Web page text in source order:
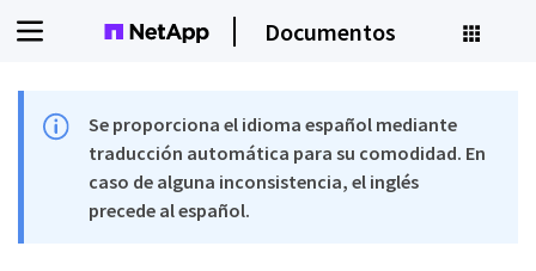
Documentos
Se proporciona el idioma español mediante
traducción automática para su comodidad. En
caso de alguna inconsistencia, el inglés
precede al español.